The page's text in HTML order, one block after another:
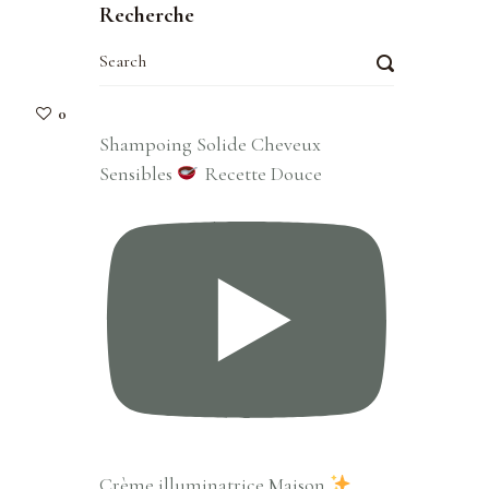
0
Recherche
Shampoing Solide Cheveux
Sensibles
Recette Douce